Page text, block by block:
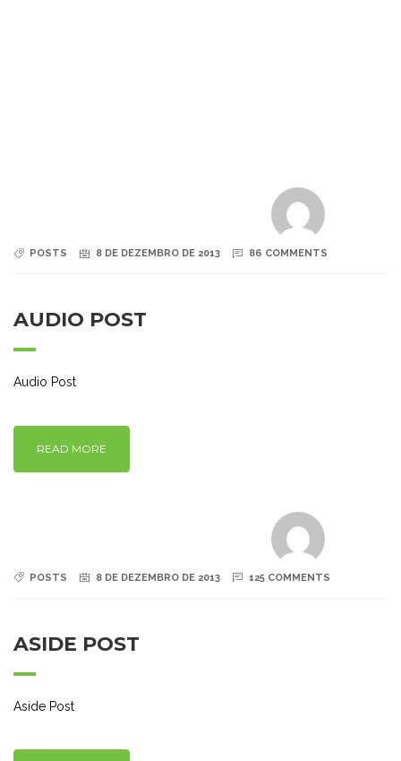
POSTS 8 DE DEZEMBRO DE 2013 86 COMMENTS
AUDIO POST
Audio Post
READ MORE
POSTS 8 DE DEZEMBRO DE 2013 125 COMMENTS
ASIDE POST
Aside Post